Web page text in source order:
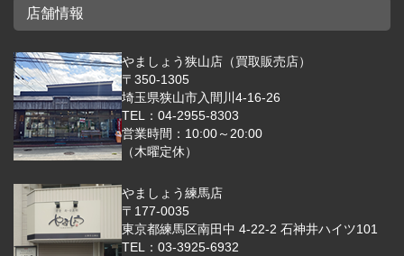
店舗情報
やましょう狭山店（買取販売店）
〒350-1305
埼玉県狭山市入間川4-16-26
TEL：04-2955-8303
営業時間：10:00～20:00
（木曜定休）
やましょう練馬店
〒177-0035
東京都練馬区南田中 4-22-2 石神井ハイツ101
TEL：03-3925-6932